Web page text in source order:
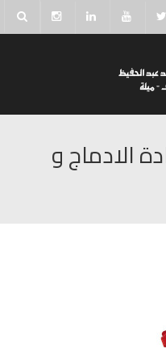
الادماج و